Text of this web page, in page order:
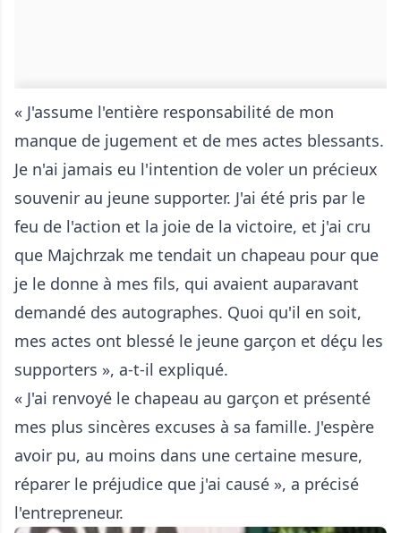
« J'assume l'entière responsabilité de mon
manque de jugement et de mes actes blessants.
Je n'ai jamais eu l'intention de voler un précieux
souvenir au jeune supporter. J'ai été pris par le
feu de l'action et la joie de la victoire, et j'ai cru
que Majchrzak me tendait un chapeau pour que
je le donne à mes fils, qui avaient auparavant
demandé des autographes. Quoi qu'il en soit,
mes actes ont blessé le jeune garçon et déçu les
supporters », a-t-il expliqué.
« J'ai renvoyé le chapeau au garçon et présenté
mes plus sincères excuses à sa famille. J'espère
avoir pu, au moins dans une certaine mesure,
réparer le préjudice que j'ai causé », a précisé
l'entrepreneur.